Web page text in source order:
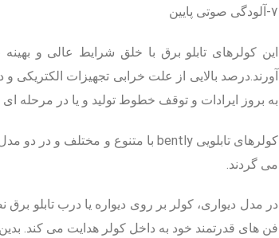
۷-آلودگی صوتی پایین
این کولرهای تابلو برق با خلق شرایط عالی و
آورند.درصد بالایی از علت خرابی تجهیزات الکتریکی
به بروز ایرادات و توقف خطوط تولید و یا در مرحله
کولرهای تابلویی bently با متنوع و مختلف و در دو مدل سقفی و مدل دیواری تولید می شوند
می گردند.
در مدل دیواری، کولر بر روی دیواره یا درب تابلو
فن های قدرتمند خود به داخل کولر هدایت می کند.